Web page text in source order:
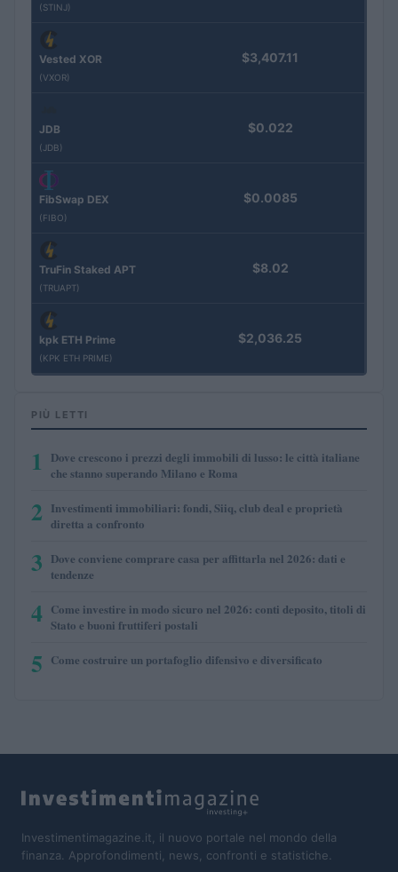
(STINJ)
Vested XOR
(VXOR)
$3,407.11
JDB
(JDB)
$0.022
FibSwap DEX
(FIBO)
$0.0085
TruFin Staked APT
(TRUAPT)
$8.02
kpk ETH Prime
(KPK ETH PRIME)
$2,036.25
PIÙ LETTI
1
Dove crescono i prezzi degli immobili di lusso: le città italiane
che stanno superando Milano e Roma
2 Investimenti immobiliari: fondi, Siiq, club deal e proprietà
diretta a confronto
3 Dove conviene comprare casa per affittarla nel 2026: dati e
tendenze
4 Come investire in modo sicuro nel 2026: conti deposito, titoli di
Stato e buoni fruttiferi postali
5 Come costruire un portafoglio difensivo e diversificato
Investimentimagazine.it, il nuovo portale nel mondo della
finanza. Approfondimenti, news, confronti e statistiche.